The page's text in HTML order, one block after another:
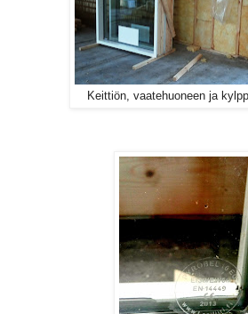
Keittiön, vaatehuoneen ja